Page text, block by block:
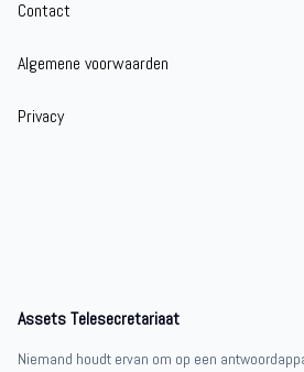
Contact
Algemene voorwaarden
Privacy
Assets Telesecretariaat
Niemand houdt ervan om op een